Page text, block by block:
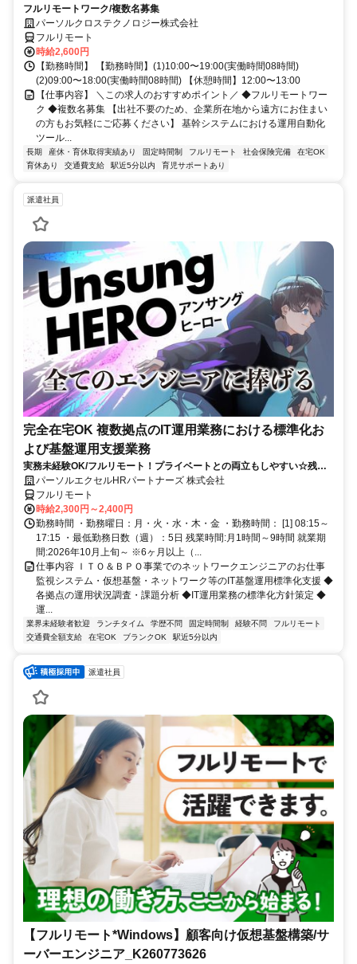
フルリモートワーク/複数名募集
パーソルクロステクノロジー株式会社
フルリモート
時給2,600円
【勤務時間】 【勤務時間】(1)10:00〜19:00(実働時間08時間)
(2)09:00〜18:00(実働時間08時間) 【休憩時間】12:00〜13:00
【仕事内容】 ＼この求人のおすすめポイント／ ◆フルリモートワー
ク ◆複数名募集 【出社不要のため、企業所在地から遠方にお住まい
の方もお気軽にご応募ください】 基幹システムにおける運用自動化
ツール...
長期 産休・育休取得実績あり 固定時間制 フルリモート 社会保険完備
在宅OK
育休あり
交通費支給 駅近5分以内 育児サポートあり
派遣社員
完全在宅OK 複数拠点のIT運用業務における標準化お
よび基盤運用支援業務
実務未経験OK/フルリモート！プライベートとの両立もしやすい☆残業
ちょっと♪
パーソルエクセルHRパートナーズ 株式会社
フルリモート
時給2,300円～2,400円
勤務時間 ・勤務曜日：月・火・水・木・金 ・勤務時間： [1] 08:15～
17:15 ・最低勤務日数（週）：5日 残業時間:月1時間～9時間 就業期
間:2026年10月上旬～ ※6ヶ月以上（...
仕事内容 ＩＴＯ＆ＢＰＯ事業でのネットワークエンジニアのお仕事
監視システム・仮想基盤・ネットワーク等のIT基盤運用標準化支援 ◆
各拠点の運用状況調査・課題分析 ◆IT運用業務の標準化方針策定 ◆
運...
業界未経験者歓迎 ランチタイム 学歴不問 固定時間制 経験不問
フルリモート
交通費全額支給
在宅OK ブランクOK 駅近5分以内
派遣社員
【フルリモート*Windows】顧客向け仮想基盤構築/サ
ーバーエンジニア_K260773626